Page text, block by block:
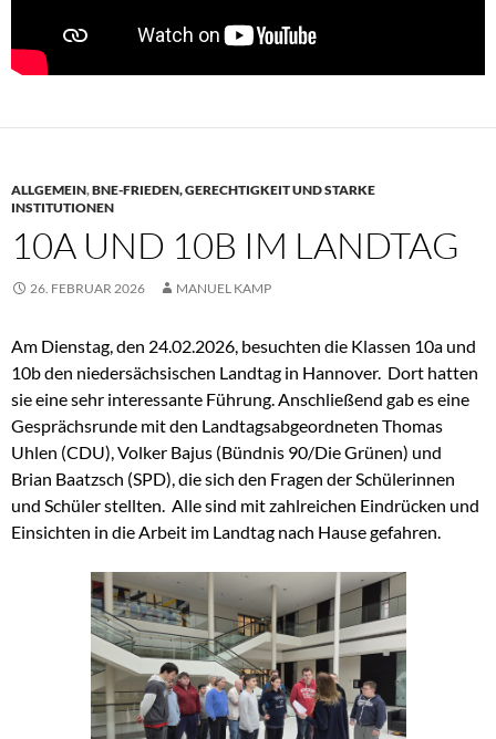
ALLGEMEIN,BNE-FRIEDEN, GERECHTIGKEIT UND STARKE
INSTITUTIONEN
10A UND 10B IM LANDTAG
26. FEBRUAR 2026 MANUEL KAMP
Am Dienstag, den 24.02.2026, besuchten die Klassen 10a und
10b den niedersächsischen Landtag in Hannover. Dort hatten
sie eine sehr interessante Führung. Anschließend gab es eine
Gesprächsrunde mit den Landtagsabgeordneten Thomas
Uhlen (CDU), Volker Bajus (Bündnis 90/Die Grünen) und
Brian Baatzsch (SPD), die sich den Fragen der Schülerinnen
und Schüler stellten. Alle sind mit zahlreichen Eindrücken und
Einsichten in die Arbeit im Landtag nach Hause gefahren.